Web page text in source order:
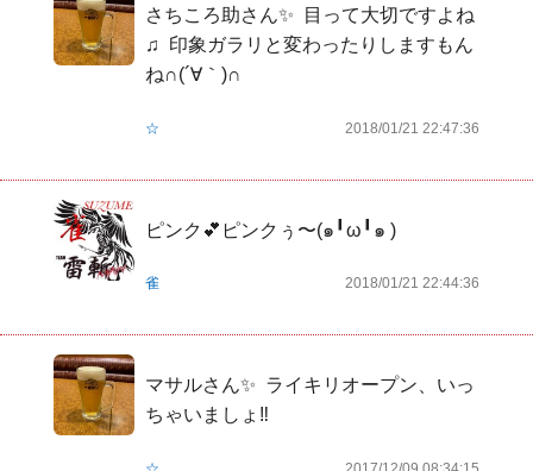
さちころ助さん✨  目って大切ですよね
♫  印象ガラリと変わったりしますもん
ね∩(´∀｀)∩
☆ 2018/01/21 22:47:36
ピンク💕ピンクぅ〜(๑╹ω╹๑ )
雀 2018/01/21 22:44:36
マサルさん✨  ライキリオープン、いっ
ちゃいましょ‼️